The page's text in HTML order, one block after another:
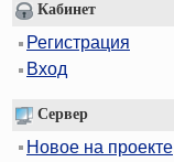
Кабинет
Регистрация
Вход
Сервер
Новое на проекте